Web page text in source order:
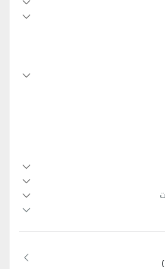
الشارات والأربطة ومواد التغليف وأي
قبل تقديمها للطفل